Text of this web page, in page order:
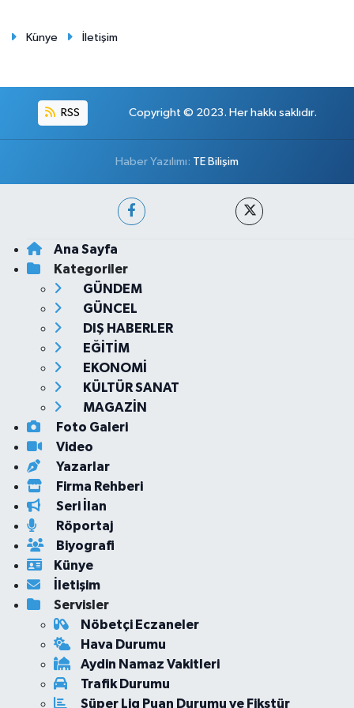
Künye İletişim
RSS Copyright © 2023. Her hakkı saklıdır.
Haber Yazılımı: TE Bilişim
Ana Sayfa
Kategoriler
GÜNDEM
GÜNCEL
DIŞ HABERLER
EĞİTİM
EKONOMİ
KÜLTÜR SANAT
MAGAZİN
Foto Galeri
Video
Yazarlar
Firma Rehberi
Seri İlan
Röportaj
Biyografi
Künye
İletişim
Servisler
Nöbetçi Eczaneler
Hava Durumu
Aydin Namaz Vakitleri
Trafik Durumu
Süper Lig Puan Durumu ve Fikstür